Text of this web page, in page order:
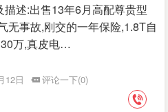
述:出售13年6月高配尊贵型
无事故,刚交的一年保险,1.8T自
万,真皮电…
12日
评论一下(0)